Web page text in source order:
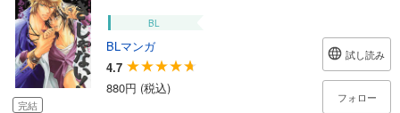
完結
BL
BLマンガ
4.7
880円 (税込)
試し読み
フォロー